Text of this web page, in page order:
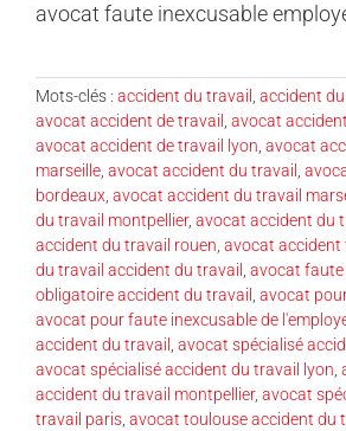
avocat faute inexcusable
Mots-clés : accident du travail , accident
avocat accident de travail , avocat
avocat accident de travail lyon, avocat
marseille, avocat accident du travail ,
bordeaux, avocat accident du travail
du travail montpellier, avocat accident du
accident du travail rouen, avocat accident
du travail accident du travail , avocat faute
obligatoire accident du travail , avocat
avocat pour faute inexcusable de
accident du travail , avocat spécialisé
avocat spécialisé accident du travail lyon,
accident du travail montpellier, avocat
travail paris, avocat toulouse accident du